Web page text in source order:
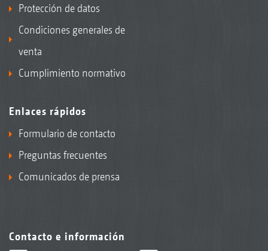
Protección de datos
Condiciones generales de
venta
Cumplimiento normativo
Enlaces rápidos
Formulario de contacto
Preguntas frecuentes
Comunicados de prensa
Contacto e información